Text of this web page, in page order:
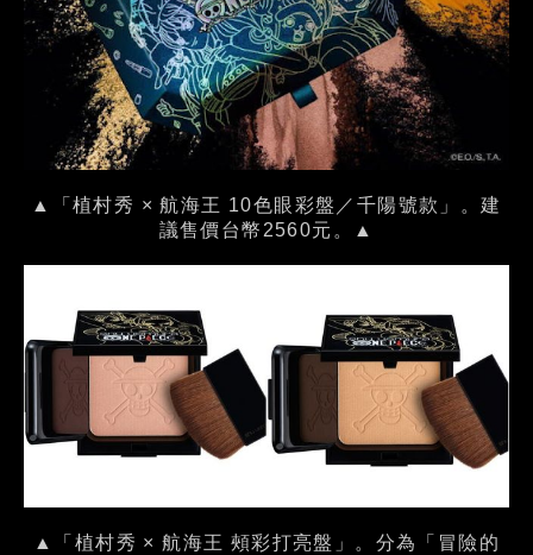
▲「植村秀 × 航海王 10色眼彩盤／千陽號款」。建
議售價台幣2560元。▲
▲「植村秀 × 航海王 頰彩打亮盤」。分為「冒險的